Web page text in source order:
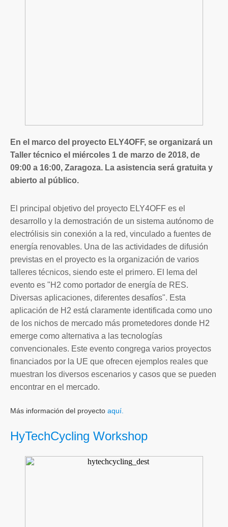
En el marco del proyecto ELY4OFF, se organizará un
Taller técnico el miércoles 1 de marzo de 2018, de
09:00 a 16:00, Zaragoza. La asistencia será gratuita y
abierto al público.
El principal objetivo del proyecto ELY4OFF es el
desarrollo y la demostración de un sistema autónomo de
electrólisis sin conexión a la red, vinculado a fuentes de
energía renovables. Una de las actividades de difusión
previstas en el proyecto es la organización de varios
talleres técnicos, siendo este el primero. El lema del
evento es "H2 como portador de energía de RES.
Diversas aplicaciones, diferentes desafíos". Esta
aplicación de H2 está claramente identificada como uno
de los nichos de mercado más prometedores donde H2
emerge como alternativa a las tecnologías
convencionales. Este evento congrega varios proyectos
financiados por la UE que ofrecen ejemplos reales que
muestran los diversos escenarios y casos que se pueden
encontrar en el mercado.
Más información del proyecto aquí.
HyTechCycling Workshop